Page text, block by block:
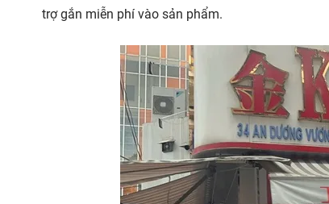
trợ gắn miễn phí vào sản phẩm.